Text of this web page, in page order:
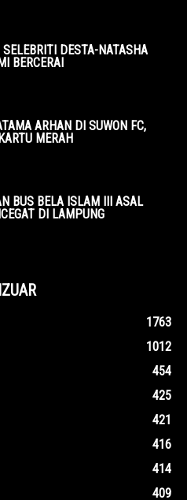
SELEBRITI DESTA-NATASHA
BERCERAI
ARHAN DI SUWON FC,
MERAH
BUS BELA ISLAM III ASAL
DI LAMPUNG
1763
1012
454
425
421
416
414
409